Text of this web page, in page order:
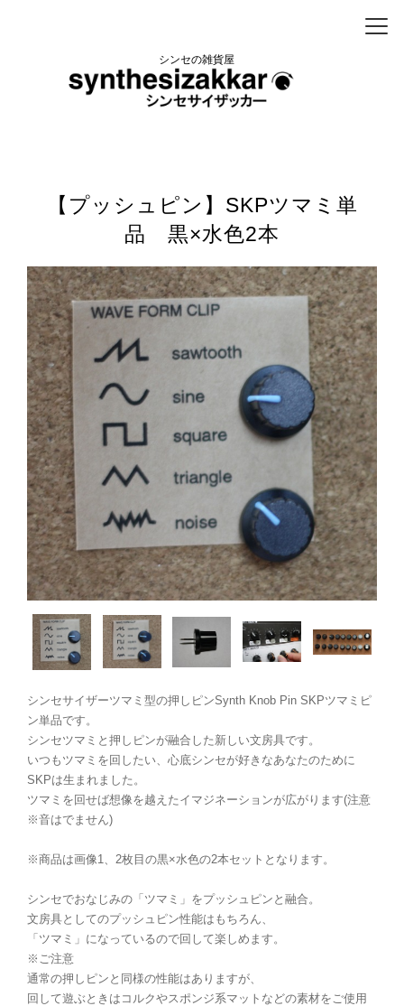
シンセの雑貨屋
【プッシュピン】SKPツマミ単
品 黒×水色2本
シンセサイザーツマミ型の押しピンSynth Knob Pin SKPツマミピ
ン単品です。
シンセツマミと押しピンが融合した新しい文房具です。
いつもツマミを回したい、心底シンセが好きなあなたのために
SKPは生まれました。
ツマミを回せば想像を越えたイマジネーションが広がります(注意
※音はでません)
※商品は画像1、2枚目の黒×水色の2本セットとなります。
シンセでおなじみの「ツマミ」をプッシュピンと融合。
文房具としてのプッシュピン性能はもちろん、
「ツマミ」になっているので回して楽しめます。
※ご注意
通常の押しピンと同様の性能はありますが、
回して遊ぶときはコルクやスポンジ系マットなどの素材をご使用